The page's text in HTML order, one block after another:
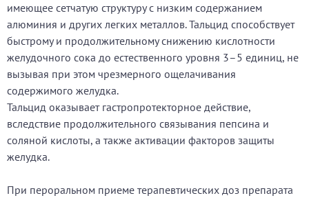
имеющее сетчатую структуру с низким содержанием
алюминия и других легких металлов. Тальцид способствует
быстрому и продолжительному снижению кислотности
желудочного сока до естественного уровня 3–5 единиц, не
вызывая при этом чрезмерного ощелачивания
содержимого желудка.
Тальцид оказывает гастропротекторное действие,
вследствие продолжительного связывания пепсина и
соляной кислоты, а также активации факторов защиты
желудка.
При пероральном приеме терапевтических доз препарата